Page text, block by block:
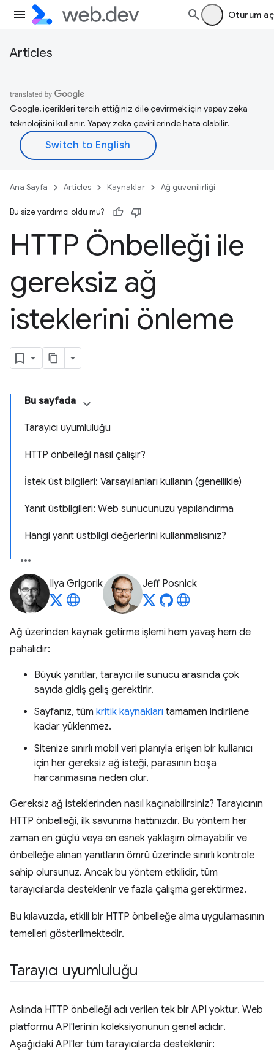
Oturum aç
Articles
Google, içerikleri tercih ettiğiniz dile çevirmek için yapay zeka
teknolojisini kullanır. Yapay zeka çevirilerinde hata olabilir.
Ana Sayfa Articles Kaynaklar Ağ güvenilirliği
Bu size yardımcı oldu mu?
HTTP Önbelleği ile
gereksiz ağ
isteklerini önleme
Bu sayfada
Tarayıcı uyumluluğu
HTTP önbelleği nasıl çalışır?
İstek üst bilgileri: Varsayılanları kullanın (genellikle)
Yanıt üstbilgileri: Web sunucunuzu yapılandırma
Hangi yanıt üstbilgi değerlerini kullanmalısınız?
Ilya Grigorik Jeff Posnick
Ağ üzerinden kaynak getirme işlemi hem yavaş hem de
pahalıdır:
Büyük yanıtlar, tarayıcı ile sunucu arasında çok
sayıda gidiş geliş gerektirir.
Sayfanız, tüm kritik kaynakları tamamen indirilene
kadar yüklenmez.
Sitenize sınırlı mobil veri planıyla erişen bir kullanıcı
için her gereksiz ağ isteği, parasının boşa
harcanmasına neden olur.
Gereksiz ağ isteklerinden nasıl kaçınabilirsiniz? Tarayıcının
HTTP önbelleği, ilk savunma hattınızdır. Bu yöntem her
zaman en güçlü veya en esnek yaklaşım olmayabilir ve
önbelleğe alınan yanıtların ömrü üzerinde sınırlı kontrole
sahip olursunuz. Ancak bu yöntem etkilidir, tüm
tarayıcılarda desteklenir ve fazla çalışma gerektirmez.
Bu kılavuzda, etkili bir HTTP önbelleğe alma uygulamasının
temelleri gösterilmektedir.
Tarayıcı uyumluluğu
Aslında HTTP önbelleği adı verilen tek bir API yoktur. Web
platformu API'lerinin koleksiyonunun genel adıdır.
Aşağıdaki API'ler tüm tarayıcılarda desteklenir: